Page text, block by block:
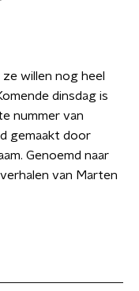
willen nog heel
dinsdag is
nummer van
gemaakt door
Genoemd naar
van Marten